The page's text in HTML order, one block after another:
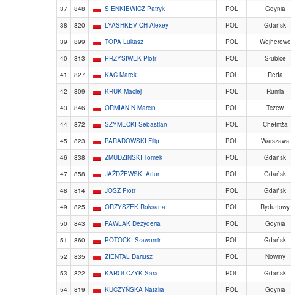
37
848 SIENKIEWICZ Patryk POL Gdynia
38
820 LYASHKEVICH Alexey POL Gdańsk
39
899 TOPA Lukasz POL Wejherowo
40
813 PRZYSIWEK Piotr POL Słubice
41
827 KAC Marek POL Reda
42
809 KRUK Maciej POL Rumia
43
846 ORMIANIN Marcin POL Tczew
44
872 SZYMECKI Sebastian POL Chełmża
45
823 PARADOWSKI Filip POL Warszawa
46
838 ZMUDZINSKI Tomek POL Gdańsk
47
858 JAŻDŻEWSKI Artur POL Gdańsk
48
814 JOSZ Piotr POL Gdańsk
49
825 ORZYSZEK Roksana POL Rydułtowy
50
843 PAWLAK Dezyderia POL Gdynia
51
860 POTOCKI Sławomir POL Gdańsk
52
835 ZIENTAL Dariusz POL Nowiny
53
822 KAROLCZYK Sara POL Gdańsk
54
819 KUCZYŃSKA Natalia POL Gdynia